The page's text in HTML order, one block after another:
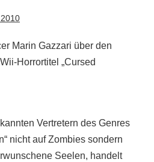
Marin Gazzari über den
Horrortitel „Cursed
Vertretern des Genres
nicht auf Zombies sondern
Seelen, handelt